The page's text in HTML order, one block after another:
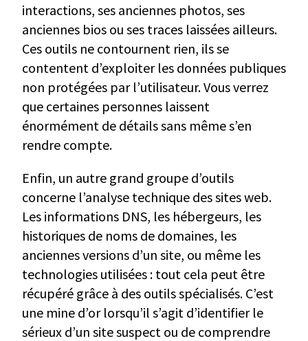
interactions, ses anciennes photos, ses
anciennes bios ou ses traces laissées ailleurs.
Ces outils ne contournent rien, ils se
contentent d’exploiter les données publiques
non protégées par l’utilisateur. Vous verrez
que certaines personnes laissent
énormément de détails sans même s’en
rendre compte.
Enfin, un autre grand groupe d’outils
concerne l’analyse technique des sites web.
Les informations DNS, les hébergeurs, les
historiques de noms de domaines, les
anciennes versions d’un site, ou même les
technologies utilisées : tout cela peut être
récupéré grâce à des outils spécialisés. C’est
une mine d’or lorsqu’il s’agit d’identifier le
sérieux d’un site suspect ou de comprendre